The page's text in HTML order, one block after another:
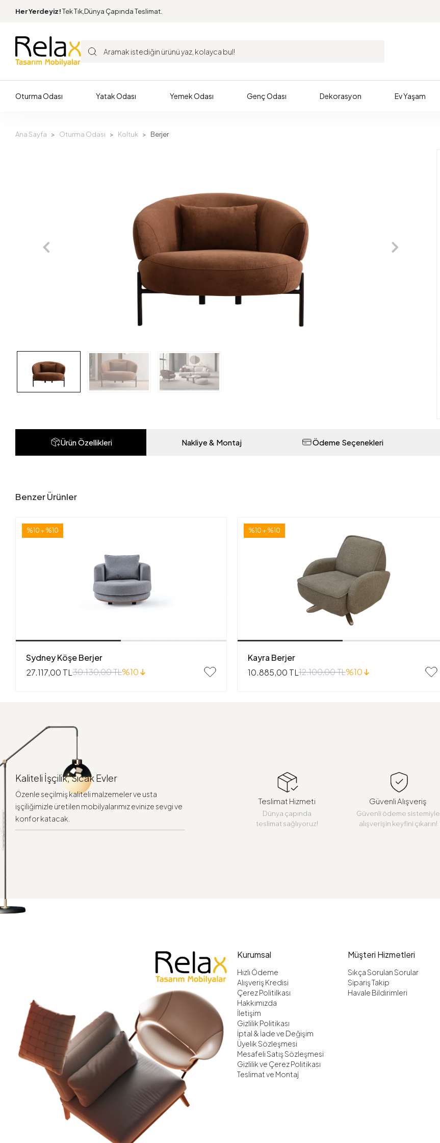
Her Yerdeyiz!Tek Tık,Dünya Çapında Teslimat.
Oturma Odası Yatak Odası Yemek Odası Genç Odası Dekorasyon Ev Yaşam
Ana Sayfa Oturma Odası Koltuk Berjer
Ürün Özellikleri Nakliye & Montaj Ödeme Seçenekleri
Benzer Ürünler
%10 + %10
Sydney Köşe Berjer
27.117,00 TL30.130,00 TL%10
%10 + %10
Kayra Berjer
10.885,00 TL12.100,00 TL%10
Kaliteli İşçilik, Sıcak Evler
Özenle seçilmiş kaliteli malzemeler ve usta
işçiliğimizle üretilen mobilyalarımız evinize sevgi ve
konfor katacak.
Teslimat Hizmeti
Dünya çapında
teslimat sağlıyoruz!
Güvenli Alışveriş
Güvenli ödeme sistemiyle
alışverişin keyfini çıkarın!
Kurumsal
Hızlı Ödeme
Alışveriş Kredisi
Çerez Politilkası
Hakkımızda
İletişim
Gizlilik Politikası
İptal & İade ve Değişim
Üyelik Sözleşmesi
Mesafeli Satış Sözleşmesi
Gizlilik ve Çerez Politikası
Teslimat ve Montaj
Müşteri Hizmetleri
Sıkça Sorulan Sorular
Sipariş Takip
Havale Bildirimleri